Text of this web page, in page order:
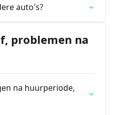
auto's?
problemen na
na huurperiode,